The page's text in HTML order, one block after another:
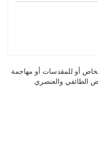
أو للمقدسات أو مهاجمة
الطائفي والعنصري